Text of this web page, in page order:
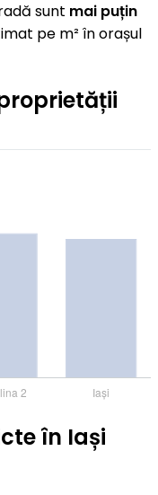
sunt mai puțin
pe m² în orașul
în Iași